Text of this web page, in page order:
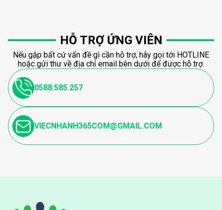
HỖ TRỢ ỨNG VIÊN
Nếu gặp bất cứ vấn đề gì cần hỗ trợ, hãy gọi tới HOTLINE
hoặc gửi thư về địa chỉ email bên dưới để được hỗ trợ.
0588.585.257
VIECNHANH365COM@GMAIL.COM